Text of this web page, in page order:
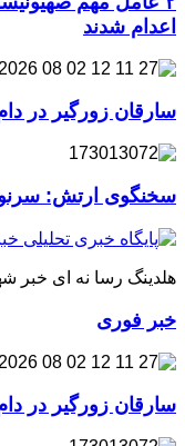
اعدام شدند
سارقان زورگیر در
سخنگوی ارتش: سرنوشت ۳ خلبان ما هنوز
هلدینگ رسا نه ای خبر
خبر فوری
سارقان زورگیر در